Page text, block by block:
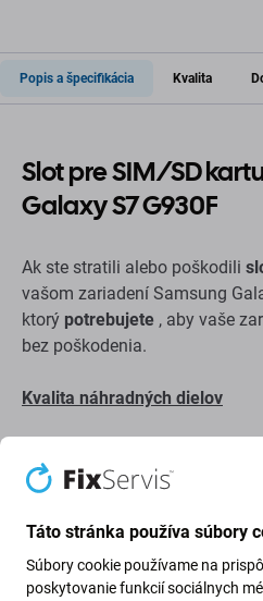
Popis a špecifikácia Kvalita
Slot pre SIM/SD
Galaxy S7 G930F
Ak ste stratili alebo poškodili
vašom zariadení Samsung
ktorý potrebujete , aby vaše
bez poškodenia.
Kvalita náhradných dielov
originálny diel, teda diel
trhu a je 100 % identický s tým,
výroby. Ak sa chcete dozvedieť
náš blog, kde sa kvalite
Táto stránka používa súbory
Súbory cookie používame na
poskytovanie funkcií sociálnych